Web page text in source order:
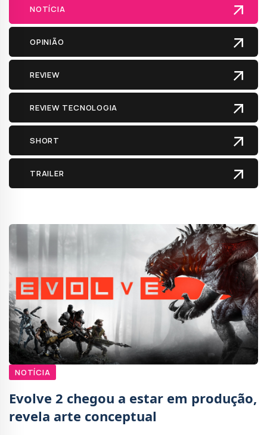
NOTÍCIA
Evolve 2 chegou a estar em produção,
revela arte conceptual
NOTÍCIA
OPINIÃO
REVIEW
REVIEW TECNOLOGIA
SHORT
TRAILER